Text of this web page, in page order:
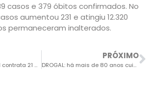
casos e 379 óbitos confirmados. No
aumentou 231 e atingiu 12.320
permaneceram inalterados.
Educação Municipal contrata 21 novos professores
PRÓXIMO
DROGAL: há mais de 80 anos cuidando da sua saúde e bem-estar